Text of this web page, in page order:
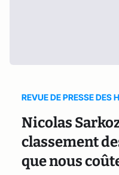
REVUE DE PRESSE DES
Nicolas
classement
que nous